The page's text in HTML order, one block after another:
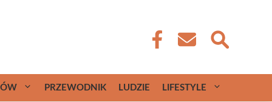
PRZEWODNIK LUDZIE LIFESTYLE